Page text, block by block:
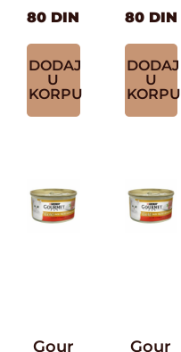
80 DIN
DODAJ
U
KORPU
80 DIN
DODAJ
U
KORPU
Gour
Gour